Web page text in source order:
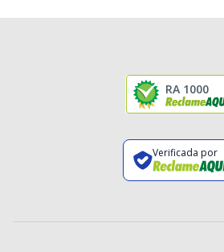
RA 1000
Verificada por